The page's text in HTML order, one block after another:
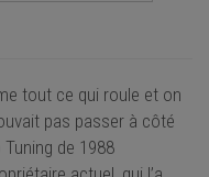
tout ce qui roule et on
pas passer à côté
de 1988